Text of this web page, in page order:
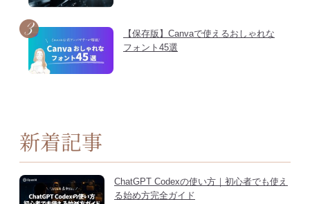
【保存版】Canvaで使えるおしゃれな
フォント45選
新着記事
ChatGPT Codexの使い方｜初心者でも使え
る始め方完全ガイド